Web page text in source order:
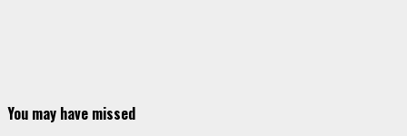
You may have missed